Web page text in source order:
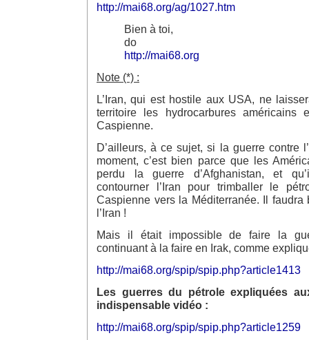
http://mai68.org/ag/1027.htm
Bien à toi,
do
http://mai68.org
Note (*) :
L’Iran, qui est hostile aux USA, ne
territoire les hydrocarbures américains
Caspienne.
D’ailleurs, à ce sujet, si la guerre contre
moment, c’est bien parce que les
perdu la guerre d’Afghanistan, et
contourner l’Iran pour trimballer le
Caspienne vers la Méditerranée. Il
l’Iran !
Mais il était impossible de faire la
continuant à la faire en Irak, comme
http://mai68.org/spip/spip.php?article1413
Les guerres du pétrole expliquées
indispensable vidéo :
http://mai68.org/spip/spip.php?article1259